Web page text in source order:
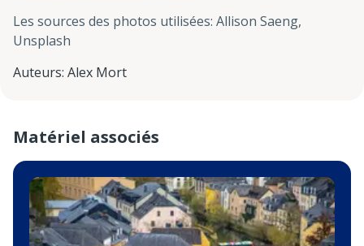
Les sources des photos utilisées: Allison Saeng,
Unsplash
Auteurs: Alex Mort
Matériel associés